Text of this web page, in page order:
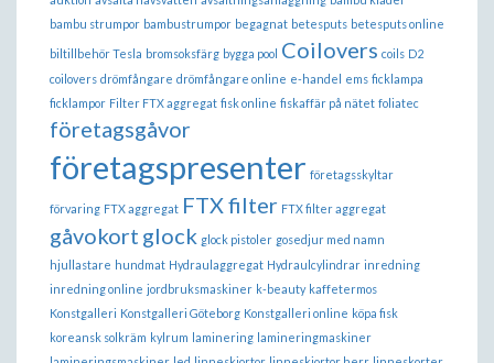
bambu strumpor bambustrumpor begagnat betesputs betesputs online
biltillbehör Tesla bromsoksfärg bygga pool Coilovers coils D2
coilovers drömfångare drömfångare online e-handel ems ficklampa
ficklampor Filter FTX aggregat fisk online fiskaffär på nätet foliatec
företagsgåvor
företagspresenter företagsskyltar
förvaring FTX aggregat FTX filter FTX filter aggregat
gåvokort glock glock pistoler gosedjur med namn
hjullastare hundmat Hydraulaggregat Hydraulcylindrar inredning
inredning online jordbruksmaskiner k-beauty kaffetermos
Konstgalleri Konstgalleri Göteborg Konstgalleri online köpa fisk
koreansk solkräm kylrum laminering lamineringmaskiner